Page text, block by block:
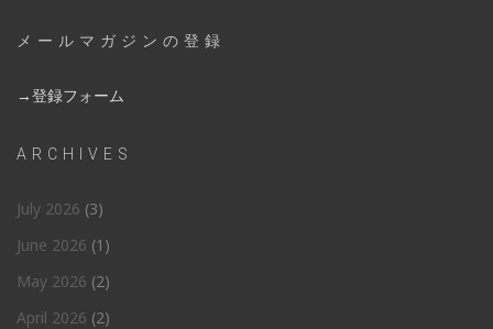
メールマガジンの登録
→登録フォーム
ARCHIVES
July 2026 (3)
June 2026 (1)
May 2026 (2)
April 2026 (2)